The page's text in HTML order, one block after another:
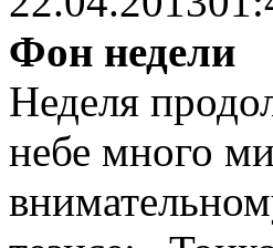
Фон недели
Неделя
небе много